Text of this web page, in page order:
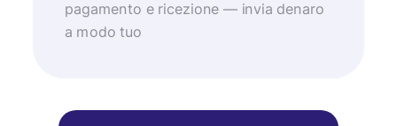
pagamento e ricezione — invia denaro
a modo tuo